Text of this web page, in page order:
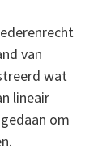
van
wat
lineair
om